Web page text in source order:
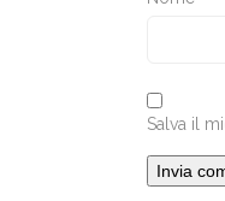
Salva il